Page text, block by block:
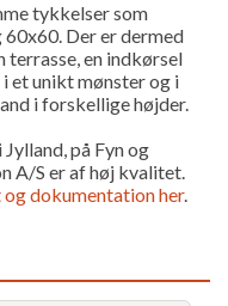
tykkelser som
Der er dermed
terrasse, en indkørsel
et unikt mønster og i
i forskellige højder.
på Fyn og
A/S er af høj kvalitet.
dokumentation her.